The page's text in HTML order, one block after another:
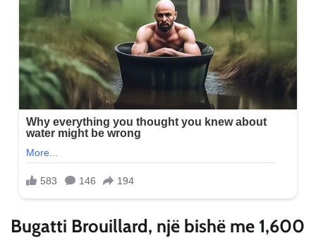
Bugatti Brouillard, një bishë me 1,600